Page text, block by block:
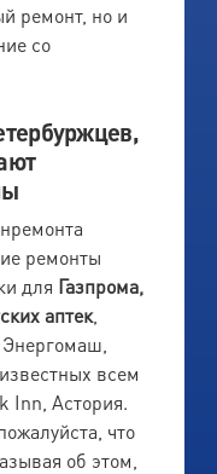
ремонт, но и
со
ремонты
для Газпрома,
аптек,
всем
Inn, Астория.
что
об этом,